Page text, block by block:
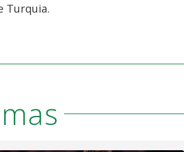
Turquia.